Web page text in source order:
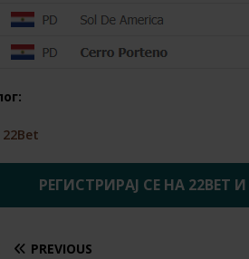
22Bet
РЕГИСТРИРАЈ СЕ НА 22BET
PREVIOUS